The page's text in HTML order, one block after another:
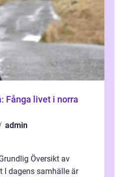
Fånga livet i norra
admin
Översikt av
I dagens samhälle är